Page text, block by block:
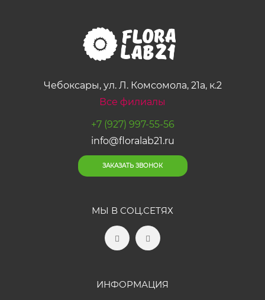
Чебоксары, ул. Л. Комсомола, 21а, к.2
Все филиалы
+7 (927) 997-55-56
info@floralab21.ru
ЗАКАЗАТЬ ЗВОНОК
МЫ В СОЦ.СЕТЯХ
ИНФОРМАЦИЯ